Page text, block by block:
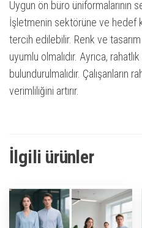
Uygun ön büro üniformalarının
İşletmenin sektörüne ve hedef
tercih edilebilir. Renk ve
uyumlu olmalıdır. Ayrıca,
bulundurulmalıdır. Çalışanların
verimliliğini artırır.
İlgili ürünler